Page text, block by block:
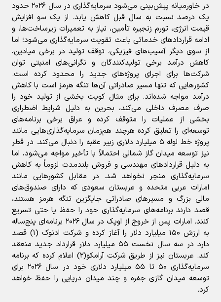
در خاورمیانه پیش‌بینی می‌شود سرمایه‌گذاری در سال ۲۰۲۶ حدود
یک درصد نسبت به سال قبل کاهش یابد. از یک سو افزایش
قیمت انرژی، تورم زنجیره تأمین، نیاز به تعمیرات زیرساخت‌ها، و
ادامه قراردادهای خدماتی باعث تقویت سرمایه‌گذاری می‌شود؛ اما
از سوی دیگر آسیب‌های فیزیکی، توقف تولید در برخی میادین،
کاهش درآمد برخی تولیدکنندگان و نگرانی‌های امنیتی توان
شرکت‌ها برای اجرای پروژه‌های جدید را محدود کرده است.
کشورهایی که تنها مسیر صادراتی آن‌ها تنگه هرمز است با کاهش
درآمد مواجه شده‌اند. برای مثال کویت بخشی از تولید خود را
صرف مصرف داخلی می‌کند، بحرین به دلیل شرایط اضطراری
بخشی از عملیات را متوقف کرده و عراق برخی برنامه‌های
توسعه‌ای را تعلیق کرده هرچند هم‌زمان سرمایه‌گذاری‌هایی مانند
پروژه خط لوله ۵ میلیارد دلاری زبیر عقبه را دنبال می‌کند. در قطر
نیز توسعه میدان گاز شمالی احتمالاً با تأخیر مواجه می‌شود، اما
به دلیل قراردادهای مهندسی و فروش بلندمدت لزوماً به کاهش
سرمایه‌گذاری منجر نخواهد شد. در مقابل کشورهایی مانند
امارات عربی متحده و عربستان سعودی که دارای صندوق‌های
مالی بزرگ و مسیرهای صادراتی جایگزین تنگه هرمز هستند،
قصد دارند برنامه‌های سرمایه‌گذاری خود را حفظ یا حتی تسریع
کنند. امارات پس از خروج از اوپک در سال ۲۰۲۶ برنامه‌ای پنج‌ساله
به ارزش ۱۵۰ میلیارد دلار را آغاز کرده و شرکت ادنوک (۱) قصد
دارد در سه سال نخست ۵۵ میلیارد دلار قرارداد جدید منعقد
کند. عربستان نیز از طریق شرکت آرامکو(۲) اعلام کرده که برنامه
سرمایه‌گذاری ۵۰ تا ۵۵ میلیارد دلاری خود در سال ۲۰۲۶ برای
توسعه میدان گازی جفره و چند میدان دریایی را حفظ خواهد
کرد.